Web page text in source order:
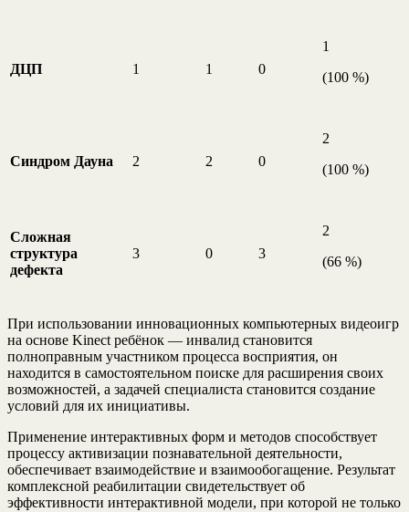
ДЦП 1 1 0
1
(100 %)
Синдром Дауна 2 2 0
2
(100 %)
Сложная
структура
дефекта
3 0 3
2
(66 %)
При использовании инновационных компьютерных видеоигр
на основе Kinect ребёнок — инвалид становится
полноправным участником процесса восприятия, он
находится в самостоятельном поиске для расширения своих
возможностей, а задачей специалиста становится создание
условий для их инициативы.
Применение интерактивных форм и методов способствует
процессу активизации познавательной деятельности,
обеспечивает взаимодействие и взаимообогащение. Результат
комплексной реабилитации свидетельствует об
эффективности интерактивной модели, при которой не только